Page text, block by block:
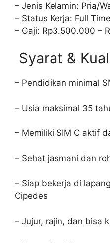
– Jenis Kelamin: Pria/
– Status Kerja: Full Time
– Gaji: Rp3.500.000 –
Syarat &
– Pendidikan minimal
– Usia maksimal 35
– Memiliki SIM C aktif
– Sehat jasmani dan
– Siap bekerja di
Cipedes
– Jujur, rajin, dan bisa